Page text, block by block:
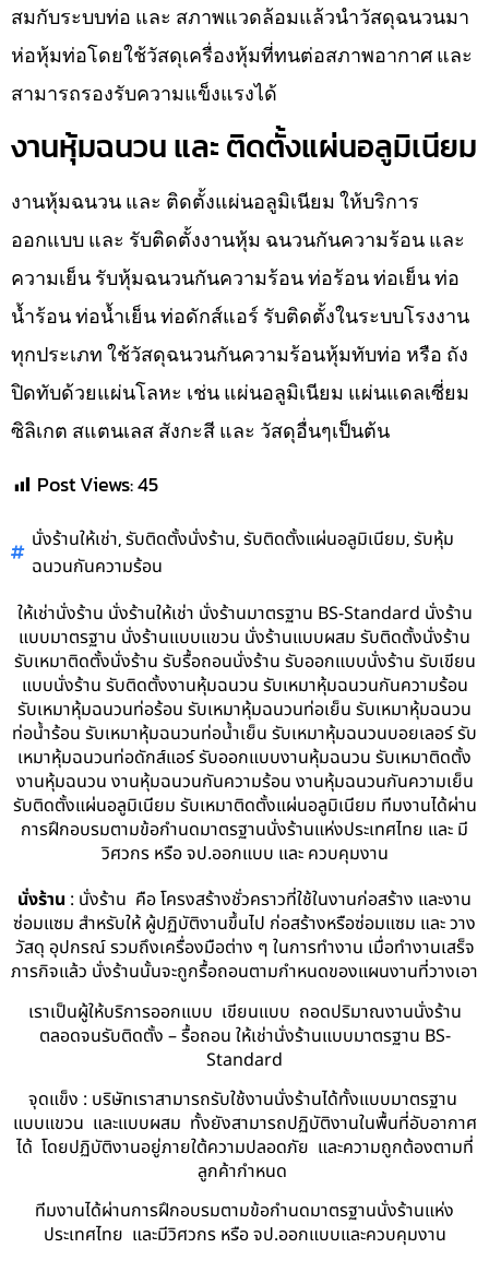
สมกับระบบท่อ และ สภาพแวดล้อมแล้วนำวัสดุฉนวนมา
ห่อหุ้มท่อโดยใช้วัสดุเครื่องหุ้มที่ทนต่อสภาพอากาศ และ
สามารถรองรับความแข็งแรงได้
งานหุ้มฉนวน และ ติดตั้งแผ่นอลูมิเนียม
งานหุ้มฉนวน และ ติดตั้งแผ่นอลูมิเนียม ให้บริการ
ออกแบบ และ รับติดตั้งงานหุ้ม ฉนวนกันความร้อน และ
ความเย็น รับหุ้มฉนวนกันความร้อน ท่อร้อน ท่อเย็น ท่อ
น้ำร้อน ท่อน้ำเย็น ท่อดักส์แอร์ รับติดตั้งในระบบโรงงาน
ทุกประเภท ใช้วัสดุฉนวนกันความร้อนหุ้มทับท่อ หรือ ถัง
ปิดทับด้วยแผ่นโลหะ เช่น แผ่นอลูมิเนียม แผ่นแดลเซี่ยม
ซิลิเกต สแตนเลส สังกะสี และ วัสดุอื่นๆเป็นต้น
Post Views:45
นั่งร้านให้เช่า,รับติดตั้งนั่งร้าน,รับติดตั้งแผ่นอลูมิเนียม,รับหุ้ม
ฉนวนกันความร้อน
ให้เช่านั่งร้าน นั่งร้านให้เช่า นั่งร้านมาตรฐาน BS-Standard นั่งร้าน
แบบมาตรฐาน นั่งร้านแบบแขวน นั่งร้านแบบผสม รับติดตั้งนั่งร้าน
รับเหมาติดตั้งนั่งร้าน รับรื้อถอนนั่งร้าน รับออกแบบนั่งร้าน รับเขียน
แบบนั่งร้าน รับติดตั้งงานหุ้มฉนวน รับเหมาหุ้มฉนวนกันความร้อน
รับเหมาหุ้มฉนวนท่อร้อน รับเหมาหุ้มฉนวนท่อเย็น รับเหมาหุ้มฉนวน
ท่อน้ำร้อน รับเหมาหุ้มฉนวนท่อน้ำเย็น รับเหมาหุ้มฉนวนบอยเลอร์ รับ
เหมาหุ้มฉนวนท่อดักส์แอร์ รับออกแบบงานหุ้มฉนวน รับเหมาติดตั้ง
งานหุ้มฉนวน งานหุ้มฉนวนกันความร้อน งานหุ้มฉนวนกันความเย็น
รับติดตั้งแผ่นอลูมิเนียม รับเหมาติดตั้งแผ่นอลูมิเนียม ทีมงานได้ผ่าน
การฝึกอบรมตามข้อกำนดมาตรฐานนั่งร้านแห่งประเทศไทย และ มี
วิศวกร หรือ จป.ออกแบบ และ ควบคุมงาน
นั่งร้าน : นั่งร้าน คือ โครงสร้างชั่วคราวที่ใช้ในงานก่อสร้าง และงาน
ซ่อมแซม สำหรับให้ ผู้ปฏิบัติงานขึ้นไป ก่อสร้างหรือซ่อมแซม และ วาง
วัสดุ อุปกรณ์ รวมถึงเครื่องมือต่าง ๆ ในการทำงาน เมื่อทำงานเสร็จ
ภารกิจแล้ว นั่งร้านนั้นจะถูกรื้อถอนตามกำหนดของแผนงานที่วางเอา
เราเป็นผู้ให้บริการออกแบบ เขียนแบบ ถอดปริมาณงานนั่งร้าน
ตลอดจนรับติดตั้ง – รื้อถอน ให้เช่านั่งร้านแบบมาตรฐาน BS-
Standard
จุดแข็ง : บริษัทเราสามารถรับใช้งานนั่งร้านได้ทั้งแบบมาตรฐาน
แบบแขวน และแบบผสม ทั้งยังสามารถปฏิบัติงานในพื้นที่อับอากาศ
ได้ โดยปฏิบัติงานอยู่ภายใต้ความปลอดภัย และความถูกต้องตามที่
ลูกค้ากำหนด
ทีมงานได้ผ่านการฝึกอบรมตามข้อกำนดมาตรฐานนั่งร้านแห่ง
ประเทศไทย และมีวิศวกร หรือ จป.ออกแบบและควบคุมงาน